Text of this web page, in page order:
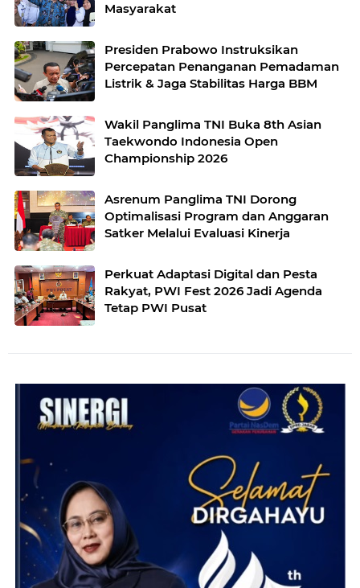
Masyarakat
Presiden Prabowo Instruksikan
Percepatan Penanganan Pemadaman
Listrik & Jaga Stabilitas Harga BBM
Wakil Panglima TNI Buka 8th Asian
Taekwondo Indonesia Open
Championship 2026
Asrenum Panglima TNI Dorong
Optimalisasi Program dan Anggaran
Satker Melalui Evaluasi Kinerja
Perkuat Adaptasi Digital dan Pesta
Rakyat, PWI Fest 2026 Jadi Agenda
Tetap PWI Pusat